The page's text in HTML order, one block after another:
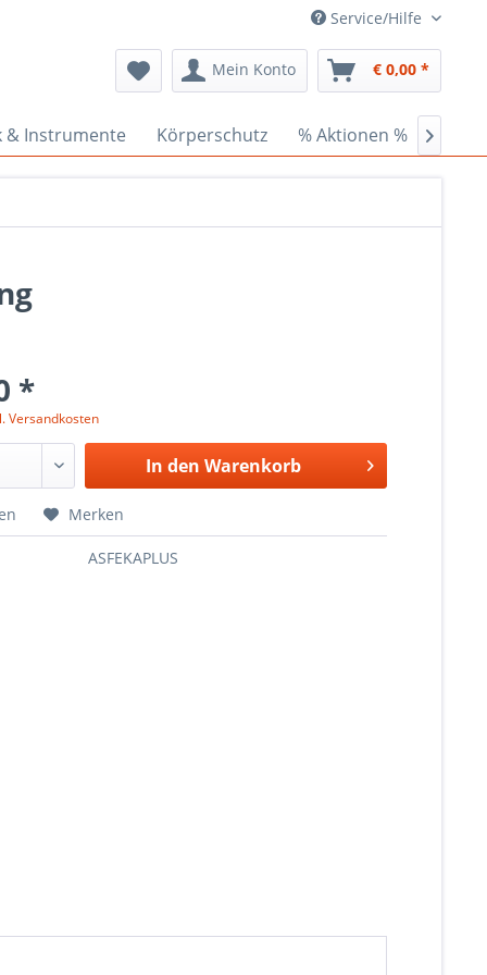
Service/Hilfe
Mein Konto € 0,00 *
& Instrumente Körperschutz % Aktionen % 
*
Versandkosten
In den Warenkorb
Merken
ASFEKAPLUS